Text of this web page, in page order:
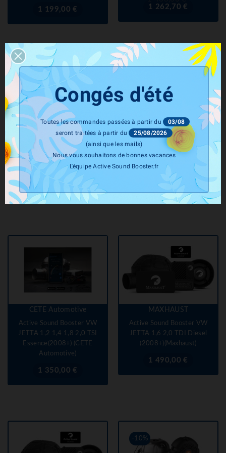
Prix1 199,00 €
de1 262,70 €
-10%
THOR Tuning
Active Sound System THOR
Tuning PRO LEVEL 3
Prix
de
base
1 439,00 € Prix
1 295,10 €
CETE Automotive
Active Sound Booster VW
JETTA 1,6 2,0 TDI Diesel
(2008+) (CETE Automotive)
1 350,00 €
CETE Automotive
Active Sound Booster VW
JETTA 1,2 1,4 1,8 2,0 TSI
Essence(2008+) (CETE
Automotive)
Prix1 350,00 €
MAXHAUST
Active Sound Booster VW
JETTA 1,6 2,0 TDI Diesel
(2008+)(Maxhaust)
Prix1 490,00 €
-10%
Congés d'été
Toutes les commandes passées à partir du
03/08
seront traitées à partir du
25/08/2026
(ainsi que les mails)
Nous vous souhaitons de bonnes vacances
L'équipe Active Sound Booster.fr